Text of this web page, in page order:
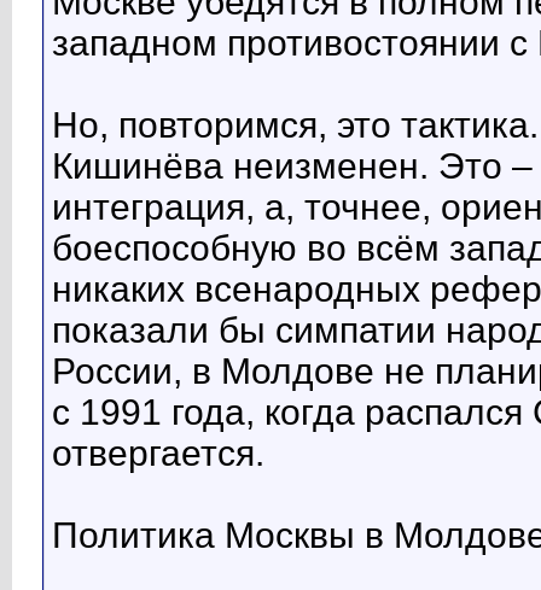
западном противостоянии с
Но, повторимся, это
Кишинёва неизменен. Это –
интеграция, а, точнее,
боеспособную во всём
никаких всенародных
показали бы симпатии
России, в Молдове не
с 1991 года, когда
отвергается.
Политика Москвы в